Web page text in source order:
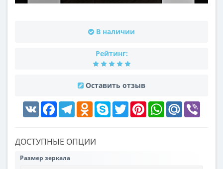
В наличии
Рейтинг:
Оставить отзыв
VK FacebookTelegramOdnoklassniki
Skype Twitter PinterestWhatsAppMail.Ru
ДОСТУПНЫЕ ОПЦИИ
Размер зеркала